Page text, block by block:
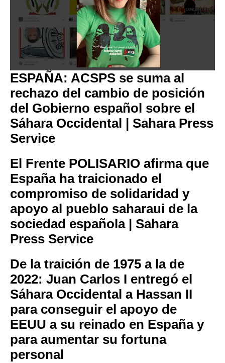
ESPAÑA: ACSPS se suma al
rechazo del cambio de posición
del Gobierno español sobre el
Sáhara Occidental | Sahara Press
Service
El Frente POLISARIO afirma que
España ha traicionado el
compromiso de solidaridad y
apoyo al pueblo saharaui de la
sociedad española | Sahara
Press Service
De la traición de 1975 a la de
2022: Juan Carlos I entregó el
Sáhara Occidental a Hassan II
para conseguir el apoyo de
EEUU a su reinado en España y
para aumentar su fortuna
personal